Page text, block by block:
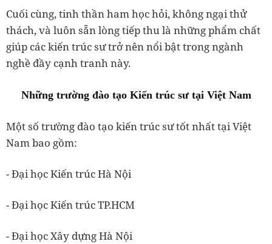
Cuối cùng, tinh thần ham học hỏi, không ngại thử
thách, và luôn sẵn lòng tiếp thu là những phẩm chất
giúp các kiến trúc sư trở nên nổi bật trong ngành
nghề đầy cạnh tranh này.
Những trường đào tạo Kiến trúc sư tại Việt Nam
Một số trường đào tạo kiến trúc sư tốt nhất tại Việt
Nam bao gồm:
- Đại học Kiến trúc Hà Nội
- Đại học Kiến trúc TP.HCM
- Đại học Xây dựng Hà Nội